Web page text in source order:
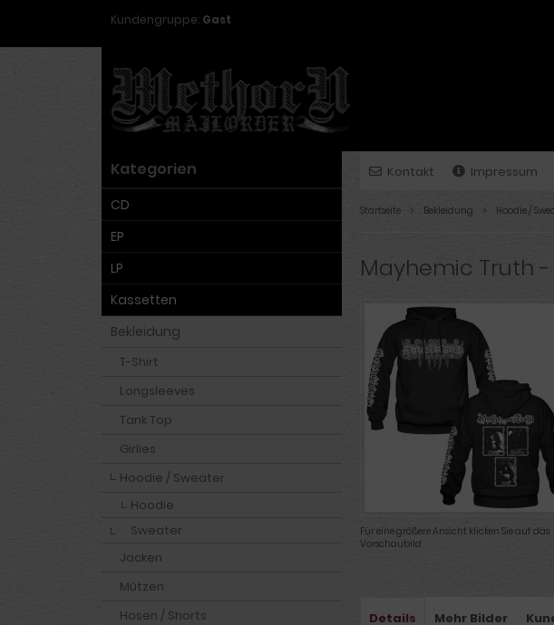
Kundengruppe: Gast
Kontakt Impressum
Startseite Bekleidung Hoodie /
Mayhemic Truth
Für eine größere Ansicht klicken Sie auf das
Vorschaubild
Details Mehr Bilder
Kategorien
CD
EP
LP
Kassetten
Bekleidung
T-Shirt
Longsleeves
Tank Top
Girlies
Hoodie / Sweater
Hoodie
Sweater
Jacken
Mützen
Hosen / Shorts